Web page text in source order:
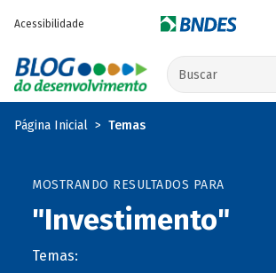
Acessibilidade
Buscar no site
Página Inicial Temas
MOSTRANDO RESULTADOS PARA
"Investimento"
Temas: